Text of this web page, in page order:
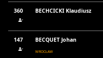
360 BECHCICKI Klaudiusz
147 BECQUET Johan
WROCŁAW